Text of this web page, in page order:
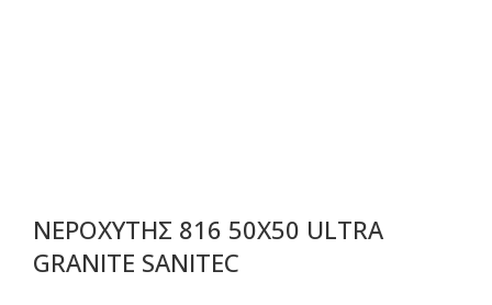
ΝΕΡΟΧΥΤΗΣ 816 50X50 ULTRA
GRANITE SANITEC